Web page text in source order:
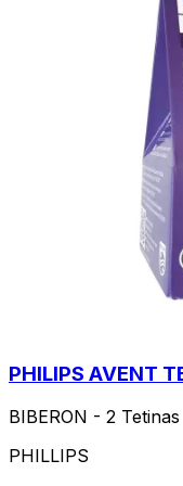
PHILIPS AVENT
BIBERON - 2 Tetinas
PHILLIPS